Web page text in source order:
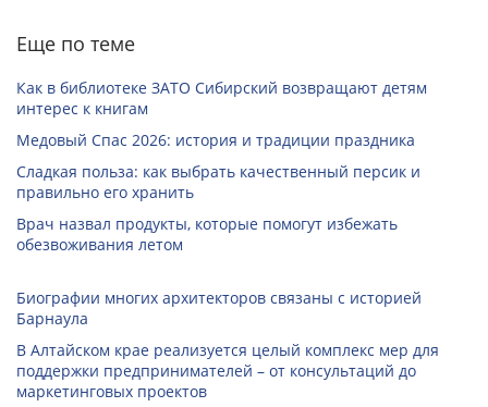
Еще по теме
Как в библиотеке ЗАТО Сибирский возвращают детям
интерес к книгам
Медовый Спас 2026: история и традиции праздника
Сладкая польза: как выбрать качественный персик и
правильно его хранить
Врач назвал продукты, которые помогут избежать
обезвоживания летом
Биографии многих архитекторов связаны с историей
Барнаула
В Алтайском крае реализуется целый комплекс мер для
поддержки предпринимателей – от консультаций до
маркетинговых проектов